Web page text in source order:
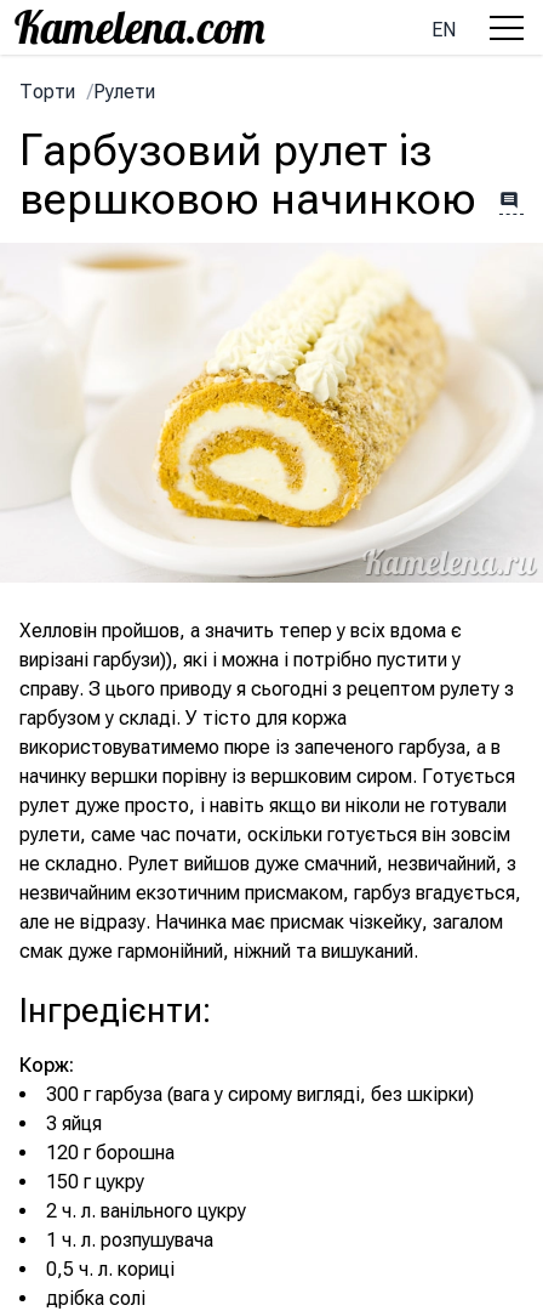
EN
Торти /Рулети
Гарбузовий рулет із
вершковою начинкою
Хелловін пройшов, а значить тепер у всіх вдома є
вирізані гарбузи)), які і можна і потрібно пустити у
справу. З цього приводу я сьогодні з рецептом рулету з
гарбузом у складі. У тісто для коржа
використовуватимемо пюре із запеченого гарбуза, а в
начинку вершки порівну із вершковим сиром. Готується
рулет дуже просто, і навіть якщо ви ніколи не готували
рулети, саме час почати, оскільки готується він зовсім
не складно. Рулет вийшов дуже смачний, незвичайний, з
незвичайним екзотичним присмаком, гарбуз вгадується,
але не відразу. Начинка має присмак чізкейку, загалом
смак дуже гармонійний, ніжний та вишуканий.
Інгредієнти:
Корж:
300 г гарбуза (вага у сирому вигляді, без шкірки)
3 яйця
120 г борошна
150 г цукру
2 ч. л. ванільного цукру
1 ч. л. розпушувача
0,5 ч. л. кориці
дрібка солі